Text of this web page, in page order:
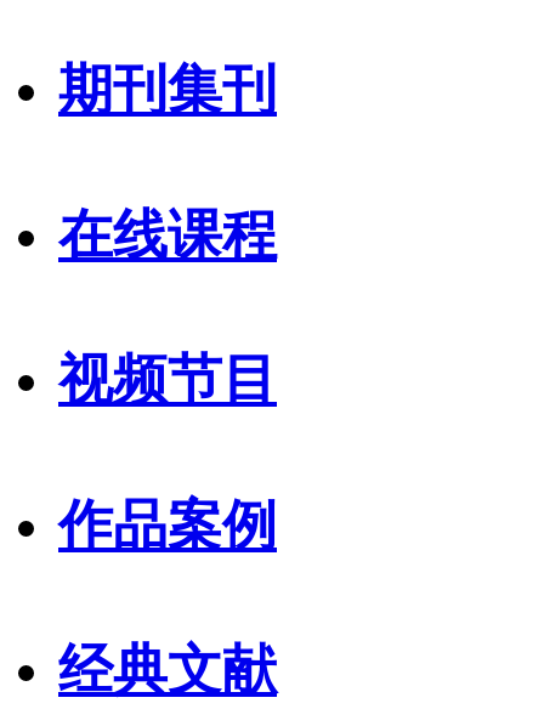
期刊集刊
在线课程
视频节目
作品案例
经典文献